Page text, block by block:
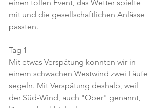
einen tollen Event, das Wetter spielte
mit und die gesellschaftlichen Anlässe
passten.
Tag 1
Mit etwas Verspätung konnten wir in
einem schwachen Westwind zwei Läufe
segeln. Mit Verspätung deshalb, weil
der Süd-Wind, auch "Ober" genannt,